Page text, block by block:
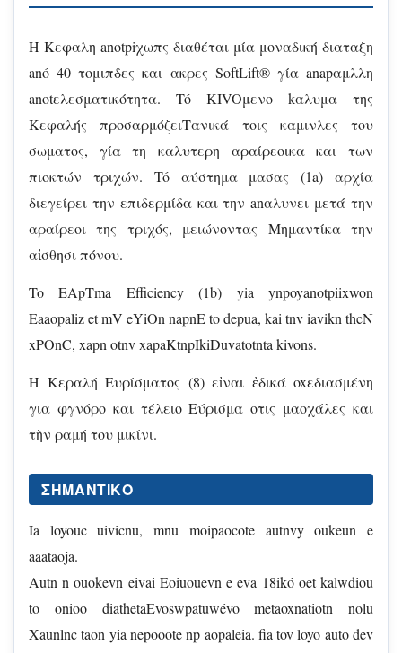
H Kεφαλη anotpiχωπς διαθέται μία μοναδική διαταξη
anó 40 τομιπδες και ακρες SoftLift® γία anapαμλλη
anotελεσματικότητα. Tó KIVOμενo kαλυμα της
Κεφαλής προσαρμόζειΤανικά τοις καμινλες του
σωματος, γία τη καλυτερη αραίρεοικα και των
πιοκτών τριχών. Tó αύστημα μασας (1a) αρχία
διεγείρει την επιδερμίδα και την anαλυνει μετά την
αραίρεοι της τριχός, μειώνοντας Μημαντίκα την
αἰσθησι πόνου.
To EApTma Efficiency (1b) yia ynpoyanotpiixwon
Eaaopaliz et mV eYiOn napnE to depua, kai tnv iavikn thcN
xPOnC, xapn otnv xapaKtnpIkiDuvatotnta kivons.
H Kεραλή Ευρίσματος (8) εἰναι ἐδικά oxεδιασμένη
για φγνόρο και τέλειο Εύρισμα οτις μαοχάλες και
τὴν ραμή του μικίνι.
ΣΗΜΑΝΤΙΚΌ
Ia loyouc uivicnu, mnu moipaocote autnvy oukeun e
aaataoja.
Autn n ouokevn eivai Eoiuouevn e eva 18ikó oet kalwdiou
to onioo diathetaEvoswpatuwévo metaoxnatiotn nolu
Xaunlnc taon yia nepooote np aopaleia. fia tov loyo auto dev